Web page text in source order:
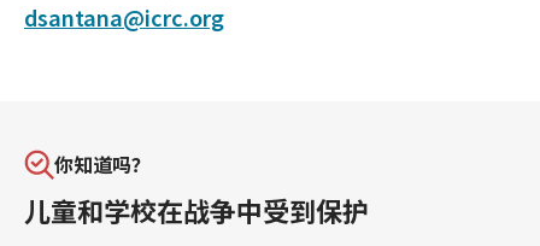
dsantana@icrc.org
你知道吗？
儿童和学校在战争中受到保护